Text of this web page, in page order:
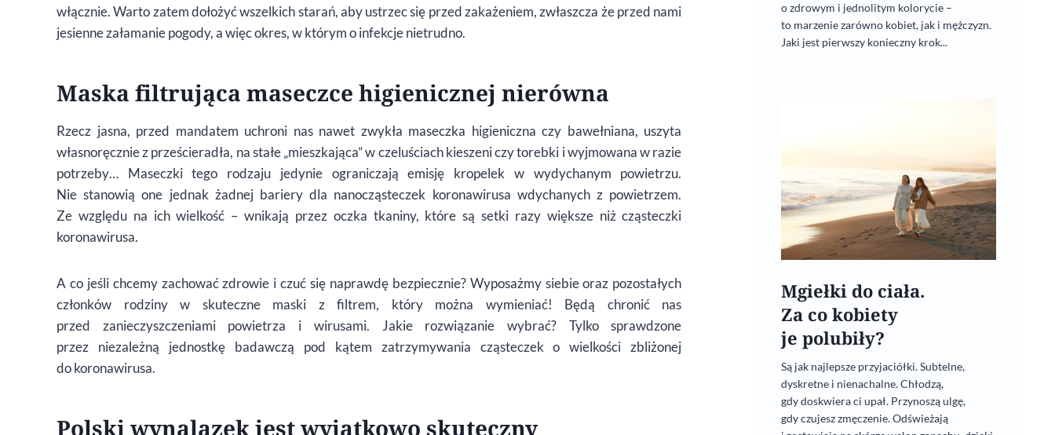
włącznie. Warto zatem dołożyć wszelkich starań, aby ustrzec się przed zakażeniem, zwłaszcza że przed nami
jesienne załamanie pogody, a więc okres, w którym o infekcje nietrudno.
Maska filtrująca maseczce higienicznej nierówna
Rzecz jasna, przed mandatem uchroni nas nawet zwykła maseczka higieniczna czy bawełniana, uszyta
własnoręcznie z prześcieradła, na stałe „mieszkająca” w czeluściach kieszeni czy torebki i wyjmowana w razie
potrzeby… Maseczki tego rodzaju jedynie ograniczają emisję kropelek w wydychanym powietrzu.
Nie stanowią one jednak żadnej bariery dla nanocząsteczek koronawirusa wdychanych z powietrzem.
Ze względu na ich wielkość – wnikają przez oczka tkaniny, które są setki razy większe niż cząsteczki
koronawirusa.
A co jeśli chcemy zachować zdrowie i czuć się naprawdę bezpiecznie? Wyposażmy siebie oraz pozostałych
członków rodziny w skuteczne maski z filtrem, który można wymieniać! Będą chronić nas
przed zanieczyszczeniami powietrza i wirusami. Jakie rozwiązanie wybrać? Tylko sprawdzone
przez niezależną jednostkę badawczą pod kątem zatrzymywania cząsteczek o wielkości zbliżonej
do koronawirusa.
Polski wynalazek jest wyjątkowo skuteczny
o zdrowym i jednolitym kolorycie –
to marzenie zarówno kobiet, jak i mężczyzn.
Jaki jest pierwszy konieczny krok...
Mgiełki do ciała.
Za co kobiety
je polubiły?
Są jak najlepsze przyjaciółki. Subtelne,
dyskretne i nienachalne. Chłodzą,
gdy doskwiera ci upał. Przynoszą ulgę,
gdy czujesz zmęczenie. Odświeżają